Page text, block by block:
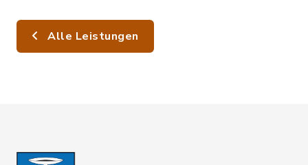
Alle Leistungen